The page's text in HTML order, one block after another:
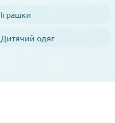
Іграшки
Дитячий одяг